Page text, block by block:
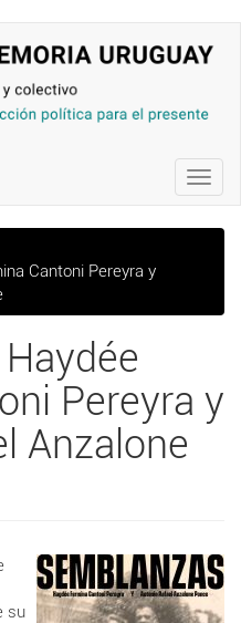
Cantoni Pereyra y
Pereyra y
Anzalone
su